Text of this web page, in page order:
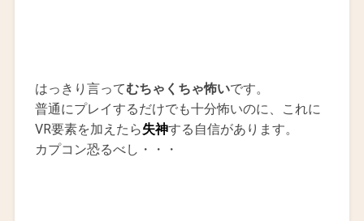
はっきり言ってむちゃくちゃ怖いです。
普通にプレイするだけでも十分怖いのに、これに
VR要素を加えたら失神する自信があります。
カプコン恐るべし・・・